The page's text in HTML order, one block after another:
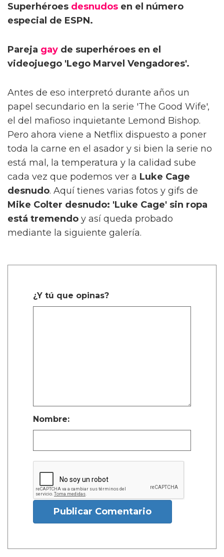
Superhéroes desnudos en el número
especial de ESPN.
Pareja gay de superhéroes en el
videojuego 'Lego Marvel Vengadores'.
Antes de eso interpretó durante años un
papel secundario en la serie 'The Good Wife',
el del mafioso inquietante Lemond Bishop.
Pero ahora viene a Netflix dispuesto a poner
toda la carne en el asador y si bien la serie no
está mal, la temperatura y la calidad sube
cada vez que podemos ver a Luke Cage
desnudo. Aquí tienes varias fotos y gifs de
Mike Colter desnudo: 'Luke Cage' sin ropa
está tremendo y así queda probado
mediante la siguiente galería.
¿Y tú que opinas?
Nombre:
Publicar Comentario